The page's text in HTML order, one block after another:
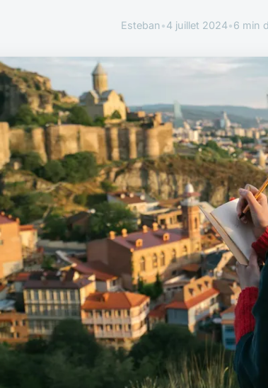
Esteban•4 juillet 2024•6 min